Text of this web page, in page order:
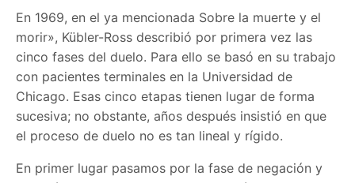
En 1969, en el ya mencionada Sobre la muerte y el
morir», Kübler-Ross describió por primera vez las
cinco fases del duelo. Para ello se basó en su trabajo
con pacientes terminales en la Universidad de
Chicago. Esas cinco etapas tienen lugar de forma
sucesiva; no obstante, años después insistió en que
el proceso de duelo no es tan lineal y rígido.
En primer lugar pasamos por la fase de negación y